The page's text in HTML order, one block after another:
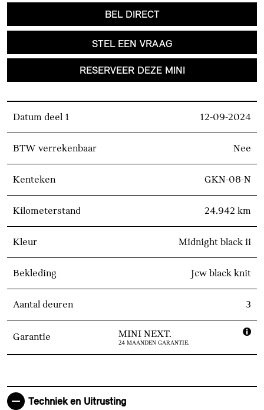
BEL DIRECT
STEL EEN VRAAG
RESERVEER DEZE MINI
Datum deel 1 12-09-2024
BTW verrekenbaar Nee
Kenteken GKN-08-N
Kilometerstand 24.942 km
Kleur Midnight black ii
Bekleding Jcw black knit
Aantal deuren 3
Garantie MINI NEXT.
24 MAANDEN GARANTIE.
Techniek en Uitrusting